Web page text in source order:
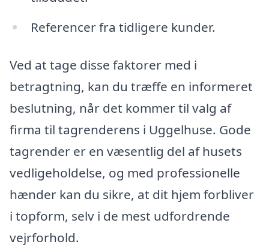
Referencer fra tidligere kunder.
Ved at tage disse faktorer med i
betragtning, kan du træffe en informeret
beslutning, når det kommer til valg af
firma til tagrenderens i Uggelhuse. Gode
tagrender er en væsentlig del af husets
vedligeholdelse, og med professionelle
hænder kan du sikre, at dit hjem forbliver
i topform, selv i de mest udfordrende
vejrforhold.